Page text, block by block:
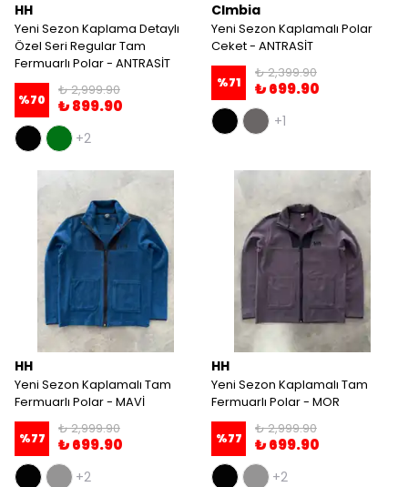
HH
Yeni Sezon Kaplama Detaylı
Özel Seri Regular Tam
Fermuarlı Polar - ANTRASİT
%70
₺ 2,999.90
₺ 899.90
+2
Clmbia
Yeni Sezon Kaplamalı Polar
Ceket - ANTRASİT
%71
₺ 2,399.90
₺ 699.90
+1
HH
Yeni Sezon Kaplamalı Tam
Fermuarlı Polar - MAVİ
%77
₺ 2,999.90
₺ 699.90
+2
HH
Yeni Sezon Kaplamalı Tam
Fermuarlı Polar - MOR
%77
₺ 2,999.90
₺ 699.90
+2